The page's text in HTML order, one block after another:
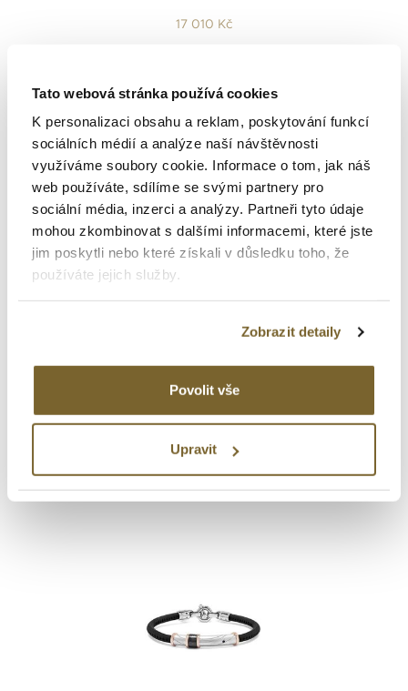
Tato webová stránka používá cookies
K personalizaci obsahu a reklam, poskytování funkcí
sociálních médií a analýze naší návštěvnosti
využíváme soubory cookie. Informace o tom, jak náš
web používáte, sdílíme se svými partnery pro
sociální média, inzerci a analýzy. Partneři tyto údaje
mohou zkombinovat s dalšími informacemi, které jste
jim poskytli nebo které získali v důsledku toho, že
používáte jejich služby.
Zobrazit detaily
Povolit vše
Upravit
17 010 Kč
ZLATO